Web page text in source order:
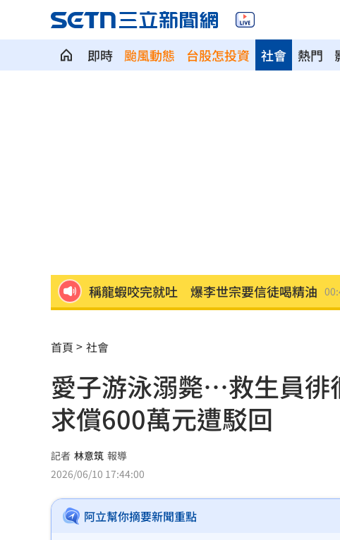
即時 颱風動態 台股怎投資 熱門
社會
稱龍蝦咬完就吐 爆李世宗要信徒喝精油
一張百萬太貴！他公開高價股買法：賺30萬
獨／海外遊學增強外語 台人夯英、美、加
長尾獼猴失控狂襲居民！官方追查異常原因
伊波拉失控！專家憂病毒恐已突變
飲料空盒找嘸地方丟 騎車咬著遭攔查槓警
63歲章小蕙吐露心聲：後悔當年嫁給鍾鎮濤
首頁 社會
愛子游泳溺斃⋯救生員徘
求償600萬元遭駁回
記者 林意筑 報導
2026/06/10 17:44:00
阿立幫你摘要新聞重點